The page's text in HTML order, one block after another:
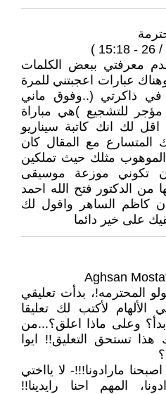
معرفتي ببعض الكلمات
عبارات اعجبتني للمرة
في ذاكرتي (..وفوق ماني
للتشجيع )هي مباراة
لك انك كاتبة سيناريو
المتسارع مع المقال كان
مثلك حيث تملكين
تكوني موزعة موسيقى
من الدكتور فتح الله احمد
كاظم الساهر واقول لك
على خير دائما
Aghsan
المحترمه!، بدأت تعليقي
لأكتب لك تعليقا
ابدأ؟ وعلى ماذا اعلق؟...من
تستحق التعليق!! ايوا
اصبحنا مارادونا!!!- لا يااختي
المهم احنا رايدينا!!